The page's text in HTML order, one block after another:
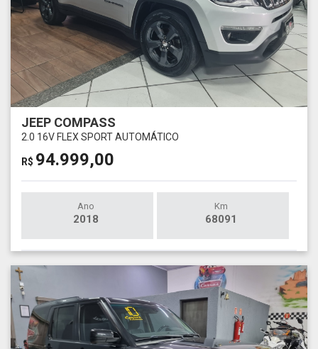
JEEP COMPASS
2.0 16V FLEX SPORT AUTOMÁTICO
R$ 94.999,00
Ano
2018
Km
68091